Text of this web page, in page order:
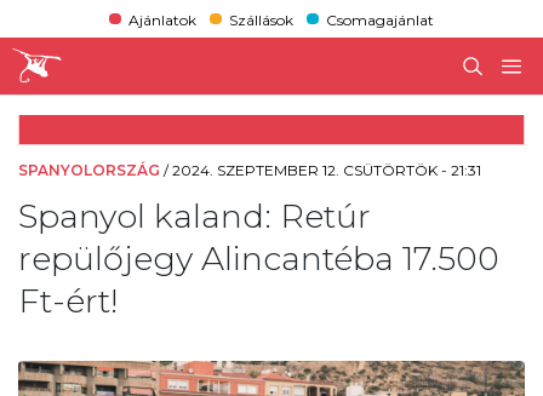
Ajánlatok Szállások Csomagajánlat
SPANYOLORSZÁG /2024. SZEPTEMBER 12. CSÜTÖRTÖK - 21:31
Spanyol kaland: Retúr
repülőjegy Alincantéba 17.500
Ft-ért!